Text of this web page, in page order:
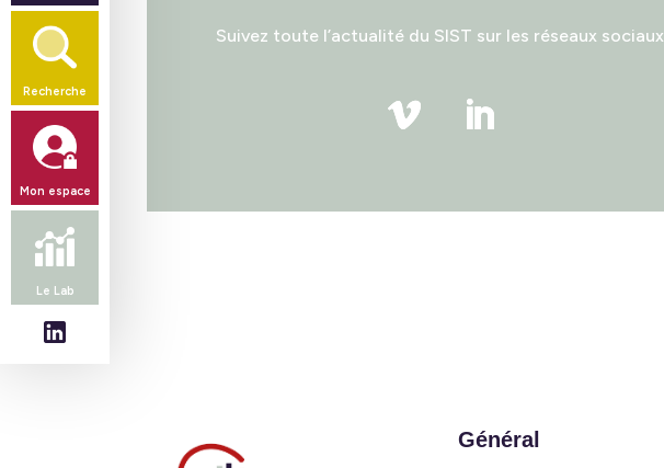
Suivez toute l’actualité du SIST sur les réseaux sociaux.
Général
Recherche
Mon espace
Le Lab
Suivez-
nous